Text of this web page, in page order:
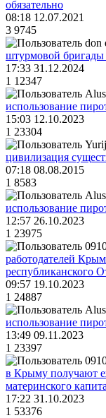
обязательно
08:18 12.07.2021
3 9745
штурмовой
17:33 31.12.2024
1 12347
использование
15:03 12.10.2023
1 23304
цивилизация
07:18 08.08.2015
1 8583
использование
12:57 26.10.2023
1 23975
работодателей
республиканского
09:57 19.10.2023
1 24887
использование
13:49 09.11.2023
1 23397
в Крыму получают
материнского
17:22 31.10.2023
1 53376